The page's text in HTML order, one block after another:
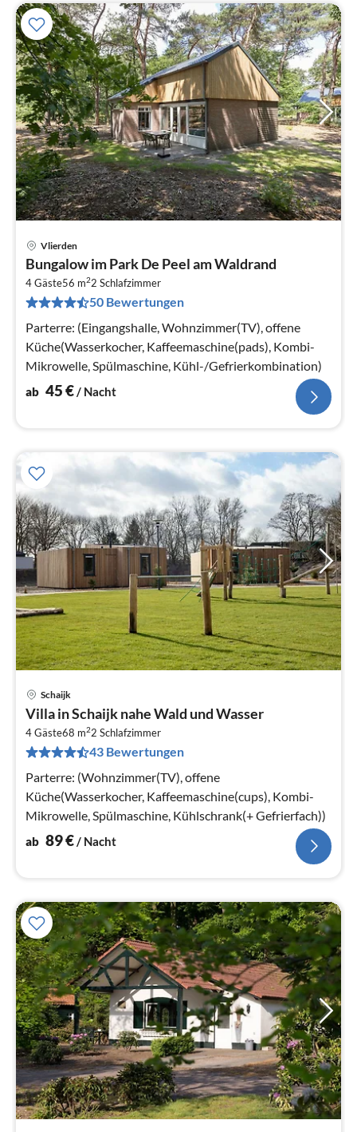
Vlierden
Bungalow im Park De Peel am Waldrand
4 Gäste56 m22 Schlafzimmer
50 Bewertungen
Parterre: (Eingangshalle, Wohnzimmer(TV), offene
Küche(Wasserkocher, Kaffeemaschine(pads), Kombi-
Mikrowelle, Spülmaschine, Kühl-/Gefrierkombination)
ab 45€/ Nacht
Schaijk
Villa in Schaijk nahe Wald und Wasser
4 Gäste68 m22 Schlafzimmer
43 Bewertungen
Parterre: (Wohnzimmer(TV), offene
Küche(Wasserkocher, Kaffeemaschine(cups), Kombi-
Mikrowelle, Spülmaschine, Kühlschrank(+ Gefrierfach))
ab 89€ / Nacht